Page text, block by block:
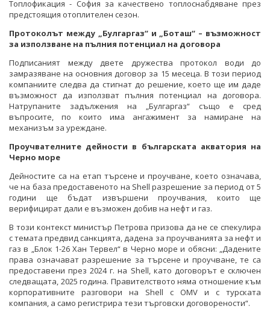
Топлофикация - София за качествено топлоснабдяване през
предстоящия отоплителен сезон.
Протоколът между „Булгаргаз“ и „Боташ“ – възможност
за използване на пълния потенциал на договора
Подписаният между двете дружества протокол води до
замразяване на основния договор за 15 месеца. В този период
компаниите следва да стигнат до решение, което ще им даде
възможност да използват пълния потенциал на договора.
Натрупаните задължения на „Булгаргаз“ също е сред
въпросите, по които има ангажимент за намиране на
механизъм за уреждане.
Проучвателните дейности в българската акватория на
Черно море
Дейностите са на етап търсене и проучване, което означава,
че на база предоставеното на Shell разрешение за период от 5
години ще бъдат извършени проучвания, които ще
верифицират дали е възможен добив на нефт и газ.
В този контекст министър Петрова призова да не се спекулира
с темата предвид санкцията, дадена за проучванията за нефт и
газ в „Блок 1-26 Хан Тервел“ в Черно море и обясни: „Дадените
права означават разрешение за търсене и проучване, те са
предоставени през 2024 г. на Shell, като договорът е сключен
следващата, 2025 година. Правителството няма отношение към
корпоративните разговори на Shell с OMV и с турската
компания, а само регистрира тези търговски договорености“.